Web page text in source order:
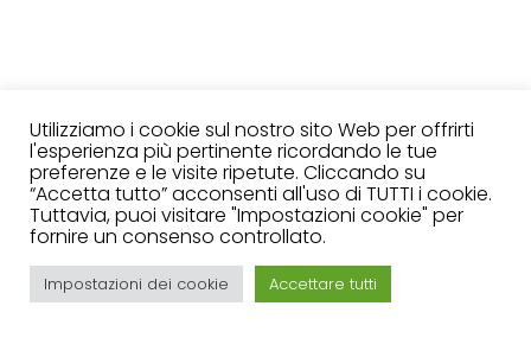
Utilizziamo i cookie sul nostro sito Web per offrirti
l'esperienza più pertinente ricordando le tue
preferenze e le visite ripetute. Cliccando su
“Accetta tutto” acconsenti all'uso di TUTTI i cookie.
Tuttavia, puoi visitare "Impostazioni cookie" per
fornire un consenso controllato.
Impostazioni dei cookie Accettare tutti